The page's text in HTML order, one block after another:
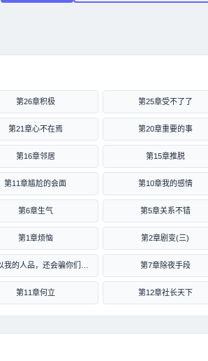
第26章积极 第25章受不了了
第21章心不在焉 第20章重要的事
第16章邻居 第15章推脱
第11章尴尬的会面 第10章我的感情
第6章生气 第5章关系不错
第1章烦恼 第2章剧变(三)
第7章除夜手段
第11章何立 第12章社长天下